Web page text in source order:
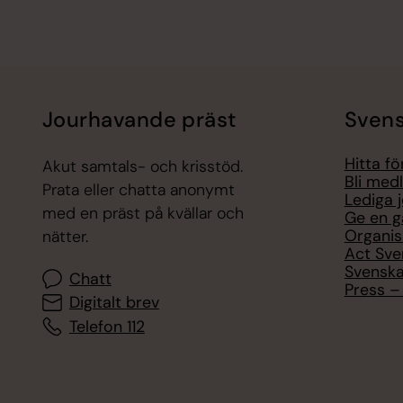
Jourhavande präst
Akut samtals- och krisstöd.
Prata eller chatta anonymt
med en präst på kvällar och
nätter.
Chatt
Digitalt brev
Telefon 112
Hitta
Bli
Lediga
Ge en
Act
Press